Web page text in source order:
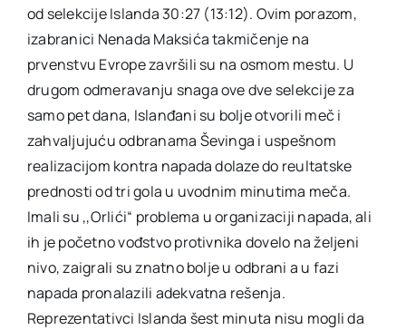
od selekcije Islanda 30:27 (13:12). Ovim porazom,
izabranici Nenada Maksića takmičenje na
prvenstvu Evrope završili su na osmom mestu. U
drugom odmeravanju snaga ove dve selekcije za
samo pet dana, Islanđani su bolje otvorili meč i
zahvaljujuću odbranama Ševinga i uspešnom
realizacijom kontra napada dolaze do reultatske
prednosti od tri gola u uvodnim minutima meča.
Imali su ,,Orlići“ problema u organizaciji napada, ali
ih je početno vođstvo protivnika dovelo na željeni
nivo, zaigrali su znatno bolje u odbrani a u fazi
napada pronalazili adekvatna rešenja.
Reprezentativci Islanda šest minuta nisu mogli da